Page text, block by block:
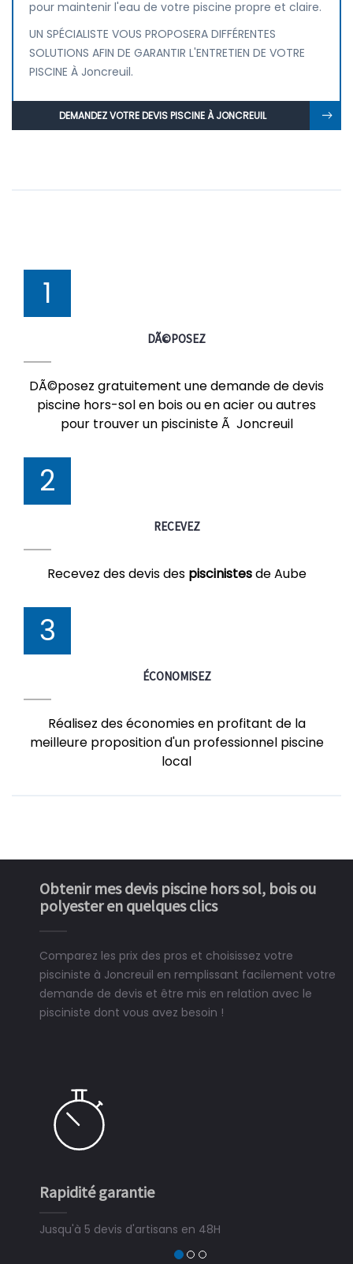
pour maintenir l'eau de votre piscine propre et claire.
UN SPÉCIALISTE VOUS PROPOSERA DIFFÉRENTES
SOLUTIONS AFIN DE GARANTIR L'ENTRETIEN DE VOTRE
PISCINE À Joncreuil.
DEMANDEZ VOTRE DEVIS PISCINE À JONCREUIL
1
DÃ©POSEZ
DÃ©posez gratuitement une demande de devis
piscine hors-sol en bois ou en acier ou autres
pour trouver un pisciniste Ã Joncreuil
2
RECEVEZ
Recevez des devis des piscinistesde Aube
3
ÉCONOMISEZ
Réalisez des économies en profitant de la
meilleure proposition d'un professionnel piscine
local
Obtenir mes devis piscine hors sol, bois ou
polyester en quelques clics
Comparez les prix des pros et choisissez votre
pisciniste à Joncreuil en remplissant facilement votre
demande de devis et être mis en relation avec le
pisciniste dont vous avez besoin !
Rapidité garantie
Jusqu'à 5 devis d'artisans en 48H